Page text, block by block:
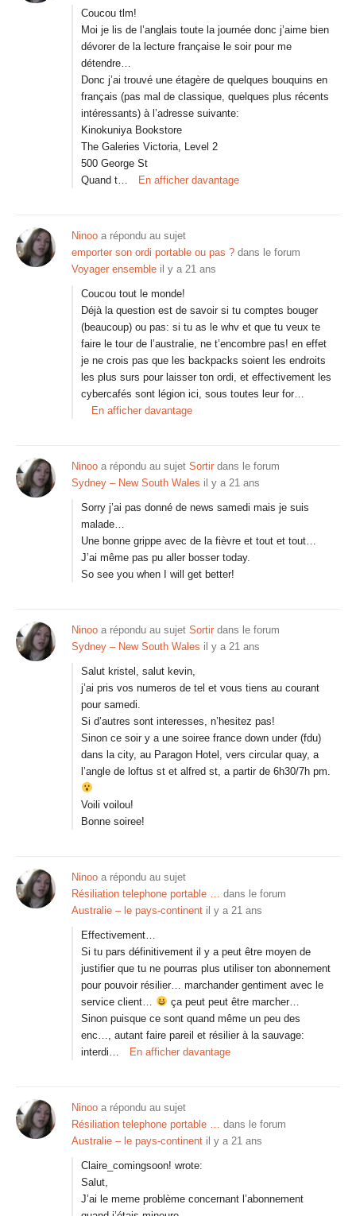
Coucou tlm!
Moi je lis de l’anglais toute la journée donc j’aime bien
dévorer de la lecture française le soir pour me
détendre…
Donc j’ai trouvé une étagère de quelques bouquins en
français (pas mal de classique, quelques plus récents
intéressants) à l’adresse suivante:
Kinokuniya Bookstore
The Galeries Victoria, Level 2
500 George St
Quand t…
En afficher davantage
Ninoo a répondu au sujet
emporter son ordi portable ou pas ? dans le forum
Voyager ensemble il y a 21 ans
Coucou tout le monde!
Déjà la question est de savoir si tu comptes bouger
(beaucoup) ou pas: si tu as le whv et que tu veux te
faire le tour de l’australie, ne t’encombre pas! en effet
je ne crois pas que les backpacks soient les endroits
les plus surs pour laisser ton ordi, et effectivement les
cybercafés sont légion ici, sous toutes leur for…
En afficher davantage
Ninoo a répondu au sujet Sortir dans le forum
Sydney – New South Wales il y a 21 ans
Sorry j’ai pas donné de news samedi mais je suis
malade…
Une bonne grippe avec de la fièvre et tout et tout…
J’ai même pas pu aller bosser today.
So see you when I will get better!
Ninoo a répondu au sujet Sortir dans le forum
Sydney – New South Wales il y a 21 ans
Salut kristel, salut kevin,
j’ai pris vos numeros de tel et vous tiens au courant
pour samedi.
Si d’autres sont interesses, n’hesitez pas!
Sinon ce soir y a une soiree france down under (fdu)
dans la city, au Paragon Hotel, vers circular quay, a
l’angle de loftus st et alfred st, a partir de 6h30/7h pm.
Voili voilou!
Bonne soiree!
Ninoo a répondu au sujet
Résiliation telephone portable … dans le forum
Australie – le pays-continent il y a 21 ans
Effectivement…
Si tu pars définitivement il y a peut être moyen de
justifier que tu ne pourras plus utiliser ton abonnement
pour pouvoir résilier… marchander gentiment avec le
service client…
ça peut peut être marcher…
Sinon puisque ce sont quand même un peu des
enc…, autant faire pareil et résilier à la sauvage:
interdi…
En afficher davantage
Ninoo a répondu au sujet
Résiliation telephone portable … dans le forum
Australie – le pays-continent il y a 21 ans
Claire_comingsoon! wrote:
Salut,
J’ai le meme problème concernant l’abonnement